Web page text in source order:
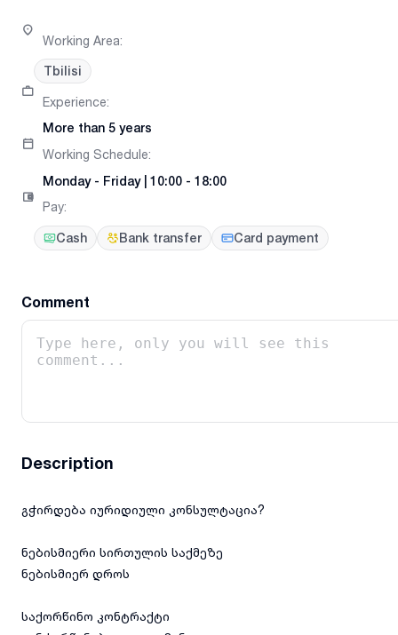
Working Area:
Tbilisi
Experience:
More than 5 years
Working Schedule:
Monday- Friday| 10:00 - 18:00
Pay:
Cash Bank transfer Card payment
Comment
Description
გჭირდება იურიდიული კონსულტაცია?
ნებისმიერი სირთულის საქმეზე
ნებისმიერ დროს
საქორწინო კონტრაქტი